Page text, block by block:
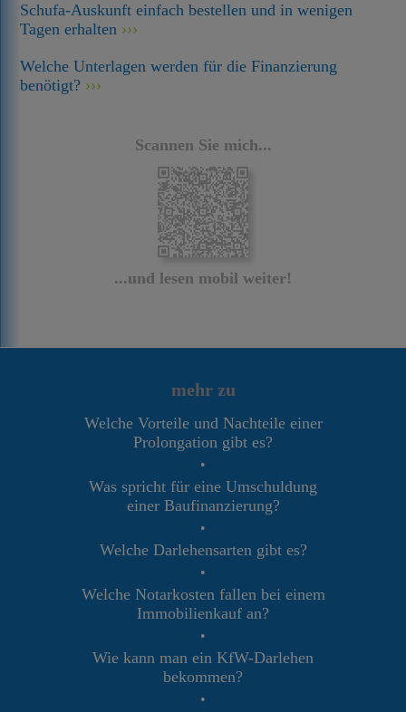
Schufa-Auskunft einfach bestellen und in wenigen
Tagen erhalten
Welche Unterlagen werden für die Finanzierung
benötigt?
Scannen Sie mich...
...und lesen mobil weiter!
mehr zu
Welche Vorteile und Nachteile einer
Prolongation gibt es?
•
Was spricht für eine Umschuldung
einer Baufinanzierung?
•
Welche Darlehensarten gibt es?
•
Welche Notarkosten fallen bei einem
Immobilienkauf an?
•
Wie kann man ein KfW-Darlehen
bekommen?
•